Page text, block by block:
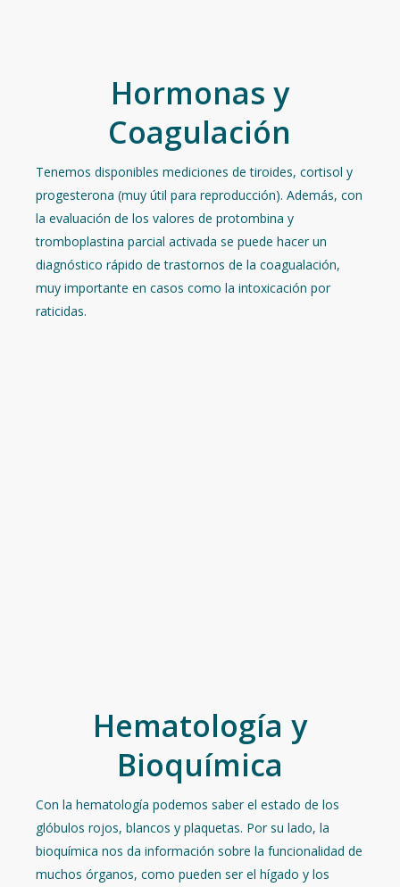
Hormonas y
Coagulación
Tenemos disponibles mediciones de tiroides, cortisol y
progesterona (muy útil para reproducción). Además, con
la evaluación de los valores de protombina y
tromboplastina parcial activada se puede hacer un
diagnóstico rápido de trastornos de la coagualación,
muy importante en casos como la intoxicación por
raticidas.
Hematología y
Bioquímica
Con la hematología podemos saber el estado de los
glóbulos rojos, blancos y plaquetas. Por su lado, la
bioquímica nos da información sobre la funcionalidad de
muchos órganos, como pueden ser el hígado y los